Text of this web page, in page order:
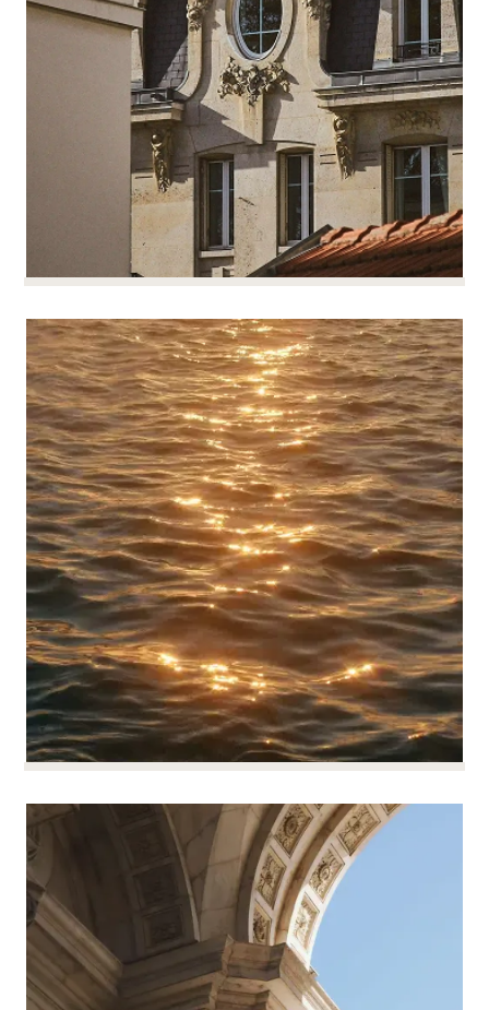
每项安排都旨在确保您的项目安全，不错失任何机
阅读更多
集团内部交易的担保
相关公司之间的集团内交易和现金流受到当局的严
格审查。
我们提供一个全球框架，以确保您的受监管协议、
管理费、担保和现金转移安全。
我们的税务专家会对每笔交易进行审核，以避免任
何重新评估。您的团队在简单明了的规则下开展工
作。
阅读更多
优化集团内部现金管理
一个组织良好的财务部门有助于集团的稳固和决策
我们为您制定集团内部现金管理协议，建立适当的
机制（现金池、预付款、向上流动），并确保其符
合法律和税务规定。
您可以在完全安全的情况下灵活管理现金流，而不